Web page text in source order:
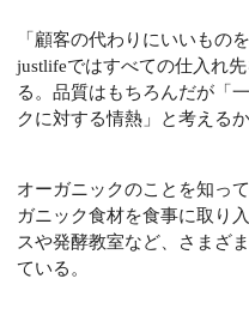
「顧客の代わりにいいもの
justlifeではすべての仕入れ
る。品質はもちろんだが「
クに対する情熱」と考えるか
オーガニックのことを知っ
ガニック食材を食事に取り
スや発酵教室など、さまざ
ている。